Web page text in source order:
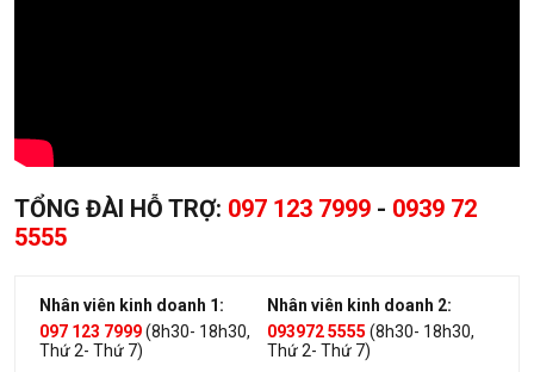
TỔNG ĐÀI HỖ TRỢ: 097 123 7999 - 0939 72
5555
Nhân viên kinh doanh 1:
097 123 7999(8h30- 18h30,
Thứ 2- Thứ 7)
Nhân viên kinh doanh 2:
093972 5555 (8h30- 18h30,
Thứ 2- Thứ 7)